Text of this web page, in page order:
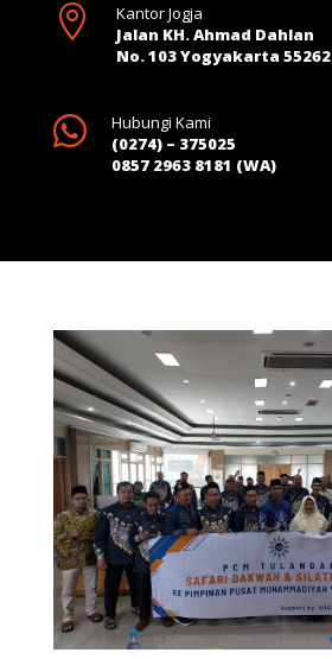

Kantor Jogja
Jalan KH. Ahmad Dahlan
No. 103 Yogyakarta 55262

Hubungi Kami
(0274) – 375025
0857 2963 8181 (WA)